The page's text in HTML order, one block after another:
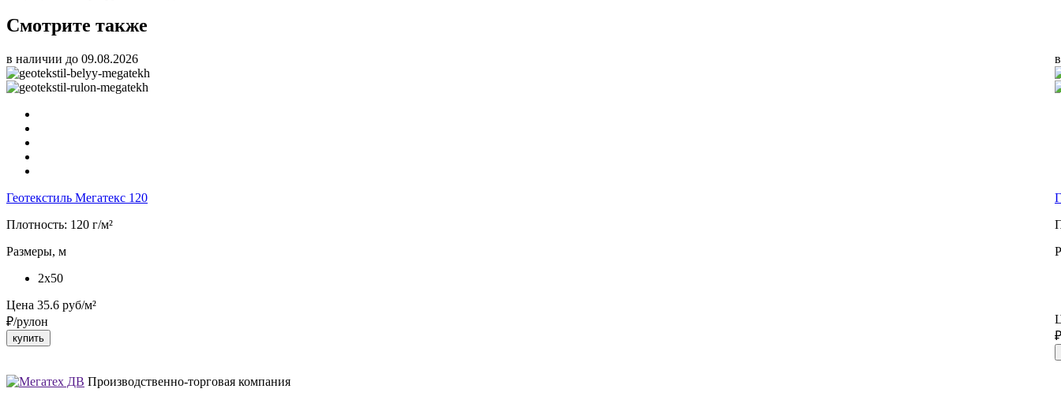
Смотрите также
в наличии до 09.08.2026
Геотекстиль Мегатекс 120
Плотность: 120 г/м²
Размеры, м
2x50
Цена 35.6 руб/м²
₽/рулон
купить
Производственно-торговая компания